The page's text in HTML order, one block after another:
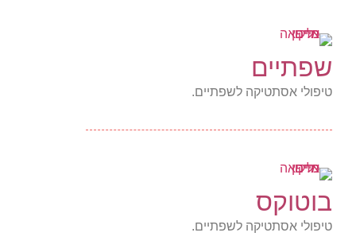
שפתיים
טיפולי אסתטיקה לשפתיים.
בוטוקס
טיפולי אסתטיקה לשפתיים.